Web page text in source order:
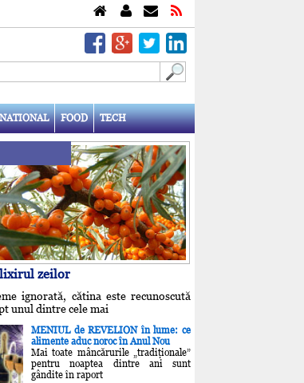
FOOD TECH
zeilor
ignorată, cătina este recunoscută
unul dintre cele mai
MENIUL de REVELION în lume: ce
alimente aduc noroc în Anul Nou
Mai toate mâncărurile „tradiţionale”
pentru noaptea dintre ani sunt
gândite în raport